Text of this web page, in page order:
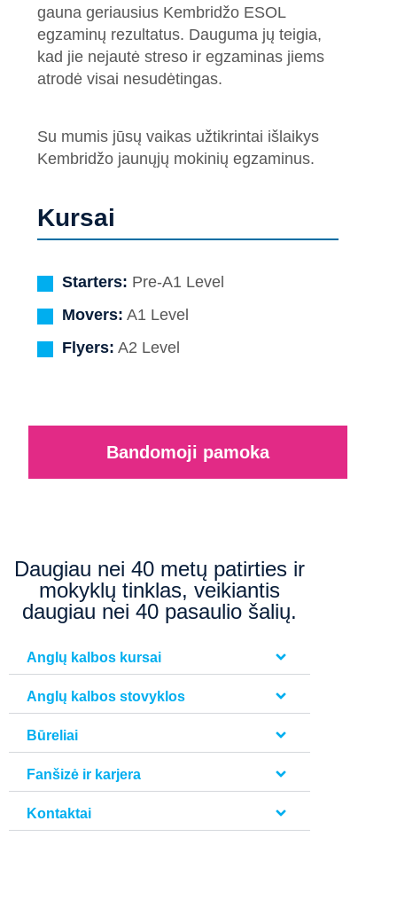
gauna geriausius Kembridžo ESOL
egzaminų rezultatus. Dauguma jų teigia,
kad jie nejautė streso ir egzaminas jiems
atrodė visai nesudėtingas.
Su mumis jūsų vaikas užtikrintai išlaikys
Kembridžo jaunųjų mokinių egzaminus.
Kursai
Starters: Pre-A1 Level
Movers: A1 Level
Flyers: A2 Level
Bandomoji pamoka
Daugiau nei 40 metų patirties ir
mokyklų tinklas, veikiantis
daugiau nei 40 pasaulio šalių.
Anglų kalbos kursai
Anglų kalbos stovyklos
Būreliai
Fanšizė ir karjera
Kontaktai